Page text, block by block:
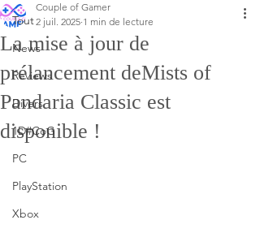
Tout
News
Reviews
Divers
1D#CoG
PC
PlayStation
Xbox
La mise à jour de
prélancement deMists of
Pandaria Classic est
disponible !
Couple of Gamer
2 juil. 2025 1 min de lecture